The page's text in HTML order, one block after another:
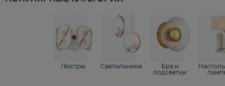
Люстры Светильники
Бра и
подсветки